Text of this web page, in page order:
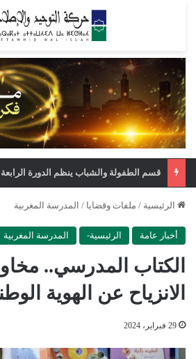
قسم الطفولة والشباب ينظم الدورة الرابعة
الرئيسية / ملفات وقضايا / المدرسة المغربية
أخبار عامة الرئيسية- المدرسة المغربية
الكتاب المدرسي..
الانزياح عن الهوية
29 فبراير، 2024